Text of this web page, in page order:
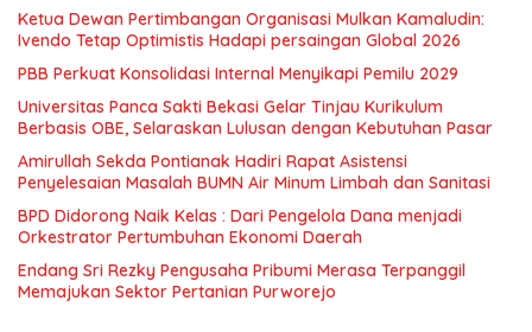
Ketua Dewan Pertimbangan Organisasi Mulkan Kamaludin:
Ivendo Tetap Optimistis Hadapi persaingan Global 2026
PBB Perkuat Konsolidasi Internal Menyikapi Pemilu 2029
Universitas Panca Sakti Bekasi Gelar Tinjau Kurikulum
Berbasis OBE, Selaraskan Lulusan dengan Kebutuhan Pasar
Amirullah Sekda Pontianak Hadiri Rapat Asistensi
Penyelesaian Masalah BUMN Air Minum Limbah dan Sanitasi
BPD Didorong Naik Kelas : Dari Pengelola Dana menjadi
Orkestrator Pertumbuhan Ekonomi Daerah
Endang Sri Rezky Pengusaha Pribumi Merasa Terpanggil
Memajukan Sektor Pertanian Purworejo